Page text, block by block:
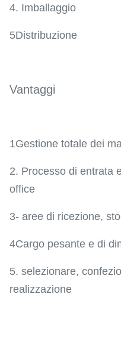
4. Imballaggio
5Distribuzione
Vantaggi
1Gestione totale dei
2. Processo di entrata
office
3- aree di ricezione,
4Cargo pesante e di
5. selezionare,
realizzazione